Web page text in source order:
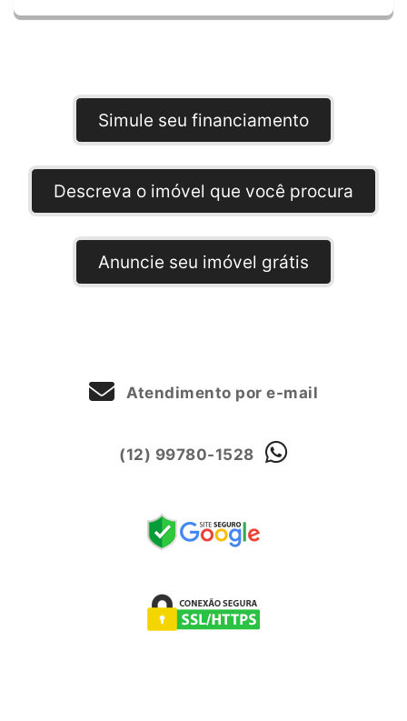
Simule seu financiamento
Descreva o imóvel que você procura
Anuncie seu imóvel grátis
Atendimento por e-mail
(12) 99780-1528